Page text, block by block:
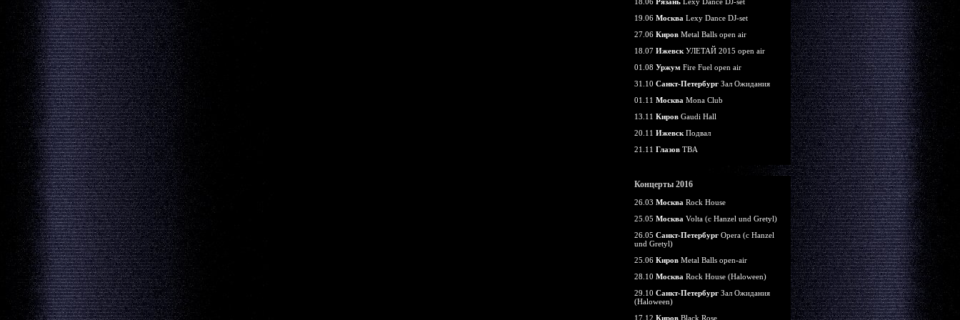
19.06 Москва Lexy Dance DJ-set
27.06 Киров Metal Balls open air
18.07 Ижевск УЛЕТАЙ 2015 open air
01.08 Уржум Fire Fuel open air
31.10 Санкт-Петербург Зал Ожидания
01.11 Москва Mona Club
13.11 Киров Gaudi Hall
20.11 Ижевск Подвал
21.11 Глазов TBA
Концерты 2016
26.03 Москва Rock House
25.05 Москва Volta (c Hanzel und Gretyl)
26.05 Санкт-Петербург Opera (c Hanzel
und Gretyl)
25.06 Киров Metal Balls open-air
28.10 Москва Rock House (Haloween)
29.10 Санкт-Петербург Зал Ожидания
(Haloween)
17.12 Киров Black Rose